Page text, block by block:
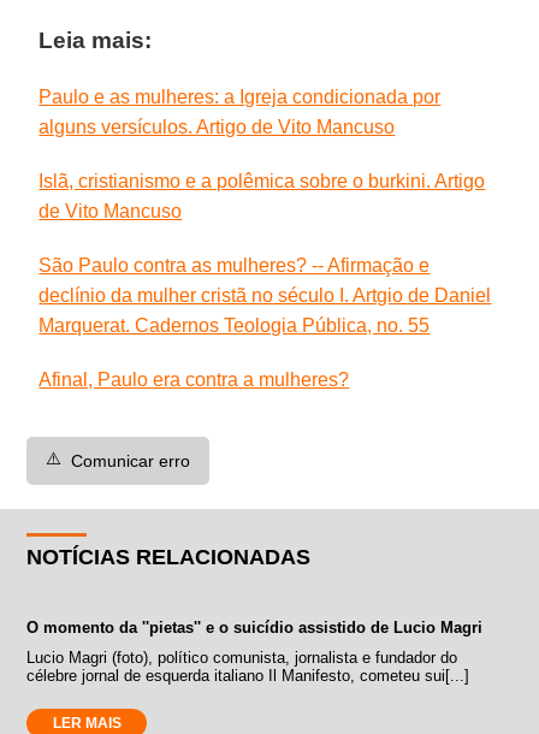
Leia mais:
Paulo e as mulheres: a Igreja condicionada por
alguns versículos. Artigo de Vito Mancuso
Islã, cristianismo e a polêmica sobre o burkini. Artigo
de Vito Mancuso
São Paulo contra as mulheres? -- Afirmação e
declínio da mulher cristã no século I. Artgio de Daniel
Marquerat. Cadernos Teologia Pública, no. 55
Afinal, Paulo era contra a mulheres?
⚠️ Comunicar erro
NOTÍCIAS RELACIONADAS
O momento da ''pietas'' e o suicídio assistido de Lucio Magri
Lucio Magri (foto), político comunista, jornalista e fundador do
célebre jornal de esquerda italiano Il Manifesto, cometeu sui[...]
LER MAIS